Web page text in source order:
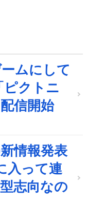
ムにして
ピクトニ
信開始
情報発表
入って連
志向なの